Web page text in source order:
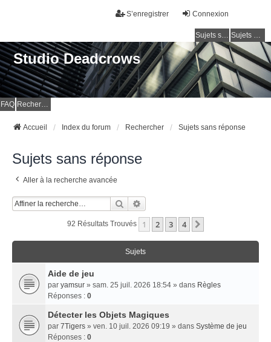
Connexion
S’enregistrer
Sujets sans réponse Sujets actifs
Studio Deadcrows
FAQ Rechercher
Accueil Index du forum Rechercher Sujets sans réponse
Sujets sans réponse
Aller à la recherche avancée
Rechercher
92 Résultats Trouvés 1 2 3 4
Sujets
Aide de jeu
par yamsur » sam. 25 juil. 2026 18:54 » dans Règles
Réponses : 0
Détecter les Objets Magiques
par 7Tigers » ven. 10 juil. 2026 09:19 » dans Système de jeu
Réponses : 0